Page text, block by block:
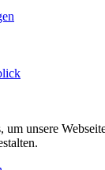
unsere